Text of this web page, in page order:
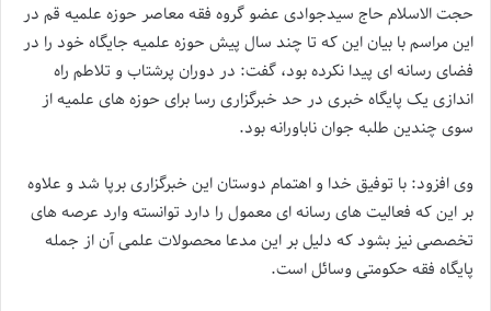
حجت الاسلام حاج سیدجوادی عضو گروه فقه معاصر حوزه علمیه قم در
این مراسم با بیان این که تا چند سال پیش حوزه علمیه جایگاه خود را در
فضای رسانه ای پیدا نکرده بود، گفت: در دوران پرشتاب و تلاطم راه
اندازی یک پایگاه خبری در حد خبرگزاری رسا برای حوزه های علمیه از
سوی چندین طلبه جوان ناباورانه بود.
وی افزود: با توفیق خدا و اهتمام دوستان این خبرگزاری برپا شد و علاوه
بر این که فعالیت های رسانه ای معمول را دارد توانسته وارد عرصه های
تخصصی نیز بشود که دلیل بر این مدعا محصولات علمی آن از جمله
پایگاه فقه حکومتی وسائل است.